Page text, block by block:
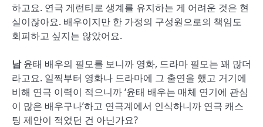
하고요. 연극 게런티로 생계를 유지하는 게 어려운 것은 현
실이잖아요. 배우이지만 한 가정의 구성원으로의 책임도
회피하고 싶지는 않았어요.
남윤태 배우의 필모를 보니까 영화, 드라마 필모는 꽤 많더
라고요. 일찍부터 영화나 드라마에 그 출연을 했고 거기에
비해 연극 이력이 적으니까 ‘윤태 배우는 매체 연기에 관심
이 많은 배우구나’하고 연극계에서 인식하니까 연극 캐스
팅 제안이 적었던 건 아닌가요?